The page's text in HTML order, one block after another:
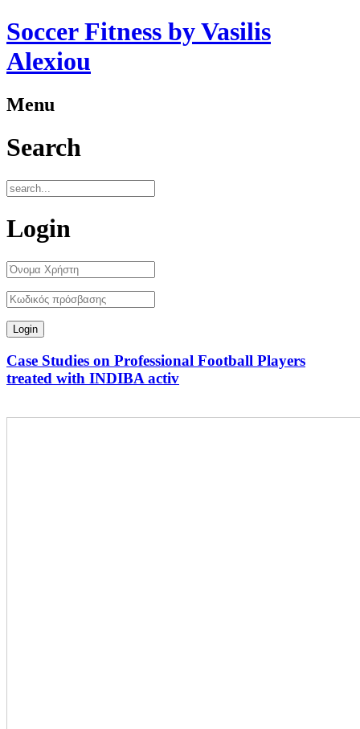
Soccer Fitness by Vasilis
Alexiou
Menu
Search
Login
Case Studies on Professional Football Players
treated with INDIBA activ